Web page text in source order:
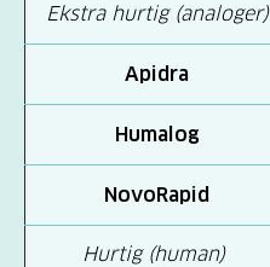
Ekstra hurtig (analoger)
Apidra
Humalog
NovoRapid
Hurtig(human)